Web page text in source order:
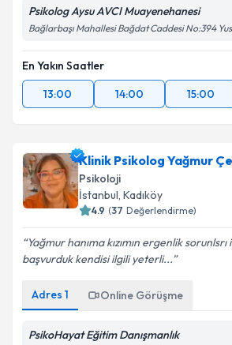
Psikolog Aysu AVCI Muayenehanesi
Bağlarbaşı Mahallesi Bağdat Caddesi No:394
En Yakın Saatler
13:00
14:00 15:00
Klinik Psikolog Yağmur
Psikoloji
İstanbul, Kadıköy
4.9 (37 Değerlendirme)
Yağmur hanıma kızımın ergenlik sorunlsrı
başvurduk kendisi ilgili yeterli...
Adres 1 Online Görüşme
PsikoHayat Eğitim Danışmanlık